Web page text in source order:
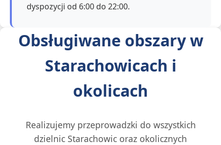
dyspozycji od 6:00 do 22:00.
Obsługiwane obszary w
Starachowicach i
okolicach
Realizujemy przeprowadzki do wszystkich
dzielnic Starachowic oraz okolicznych